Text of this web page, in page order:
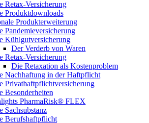
Retax-Versicherung
Produktdownloads
Produkterweiterung
Pandemieversicherung
Kühlgutversicherung
Der Verderb von Waren
Retax-Versicherung
Die Retaxation als Kostenproblem
Nachhaftung in der Haftpflicht
Privathaftpflichtversicherung
Besonderheiten
PharmaRisk® FLEX
Sachsubstanz
Berufshaftpflicht